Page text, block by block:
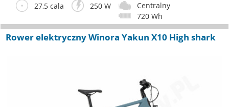
27,5 cala 250 W
Centralny
720 Wh
Rower elektryczny Winora Yakun X10 High shark